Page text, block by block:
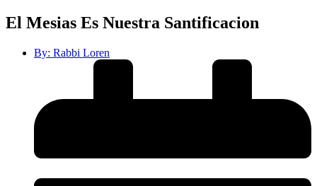
El Mesias Es Nuestra Santificacion
By: Rabbi Loren